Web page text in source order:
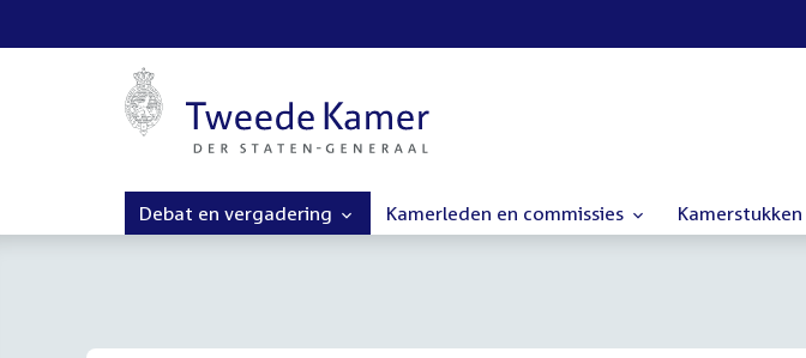
Debat en vergadering Kamerleden en commissies Kamerstukken